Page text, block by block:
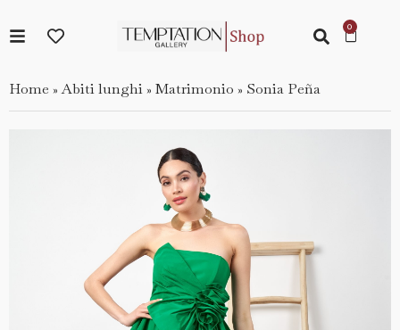
Home »Abiti lunghi » Matrimonio » Sonia Peña